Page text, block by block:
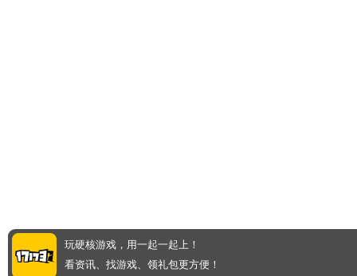
玩硬核游戏，用一起一起上！
看资讯、找游戏、领礼包更方便！